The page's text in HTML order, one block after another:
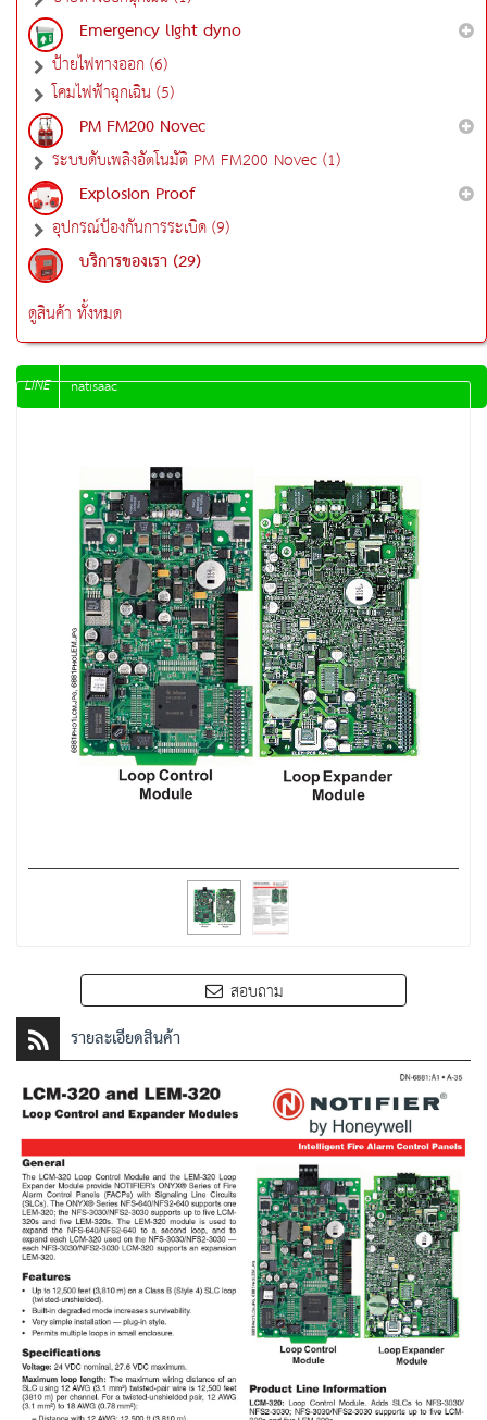
Emergency light dyno
ป้ายไฟทางออก (6)
โคมไฟฟ้าฉุกเฉิน (5)
PM FM200 Novec
ระบบดับเพลิงอัตโนมัติ PM FM200 Novec (1)
Explosion Proof
อุปกรณ์ป้องกันการระเบิด (9)
บริการของเรา (29)
ดูสินค้า ทั้งหมด
LINE natisaac
สอบถาม
รายละเอียดสินค้า